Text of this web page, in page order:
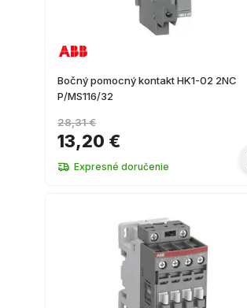
Bočný pomocný kontakt HK1-02 2NC
P/MS116/32
13,20 €
28,31 €
Expresné doručenie